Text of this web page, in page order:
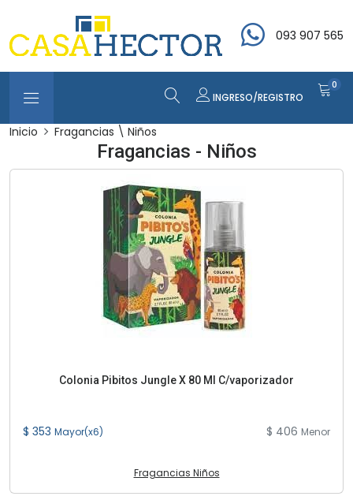
093 907 565
INGRESO/REGISTRO
0
Inicio Fragancias \ Niños
Fragancias - Niños
Colonia Pibitos Jungle X 80 Ml C/vaporizador
$ 353 Mayor(x6) $ 406 Menor
Fragancias Niños